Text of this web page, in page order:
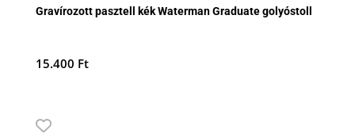
Gravírozott pasztell kék Waterman Graduate golyóstoll
15.400 Ft